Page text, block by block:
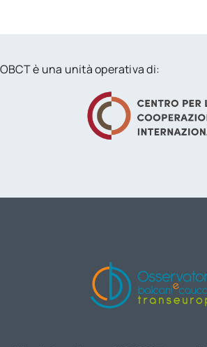
OBCT è una unità operativa di: